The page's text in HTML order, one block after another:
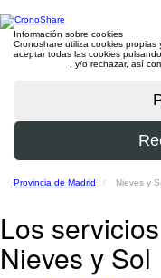
Información sobre cookies
Cronoshare utiliza cookies
aceptar todas las cookies
, y/o rechazar, así
Provincia de Madrid Nieves y
Los
Nieves y Sol